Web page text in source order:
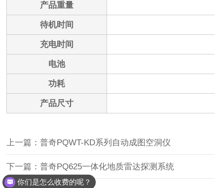
产品重量
待机时间
充电时间
电池
功耗
产品尺寸
上一篇：普奇PQWT-KD系列自动成图空洞仪
下一篇：普奇PQ625一体化地质雷达探测系统
你们是怎么收费的呢？